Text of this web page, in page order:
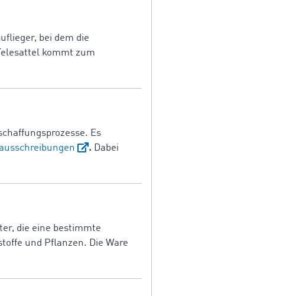
bei dem die
kommt zum
Es
. Dabei
die eine bestimmte
und Pflanzen. Die Ware